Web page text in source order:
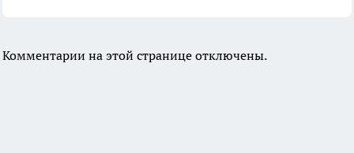
Комментарии на этой странице отключены.